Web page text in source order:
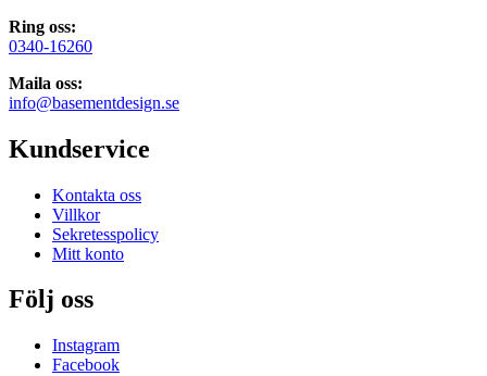
Ring oss:
0340-16260
Maila oss:
info@basementdesign.se
Kundservice
Kontakta oss
Villkor
Sekretesspolicy
Mitt konto
Följ oss
Instagram
Facebook